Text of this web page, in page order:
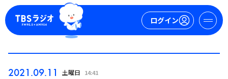
ログイン
2021.09.11 土曜日 14:41